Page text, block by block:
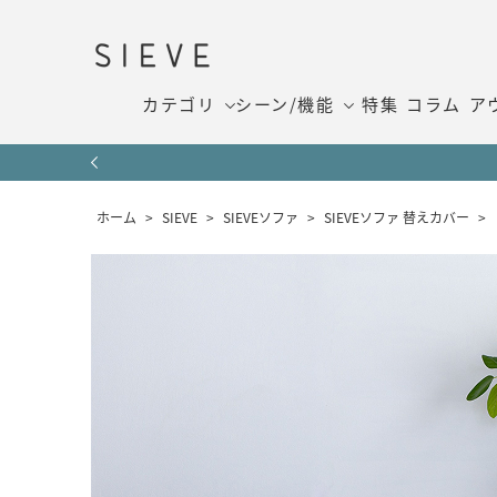
カテゴリ シーン/機能 特集 コラム ア
ホーム > SIEVE > SIEVEソファ > SIEVEソファ 替えカバー >